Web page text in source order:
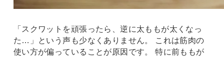
「スクワットを頑張ったら、逆に太ももが太くなっ
た…」という声も少なくありません。 これは筋肉の
使い方が偏っていることが原因です。 特に前ももが